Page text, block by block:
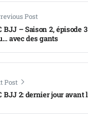
Post
BJJ – Saison 2, épisode
avec des gants
Post
BJJ 2: dernier jour avant